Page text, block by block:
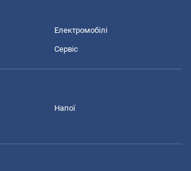
Електромобілі
Сервіс
Напої